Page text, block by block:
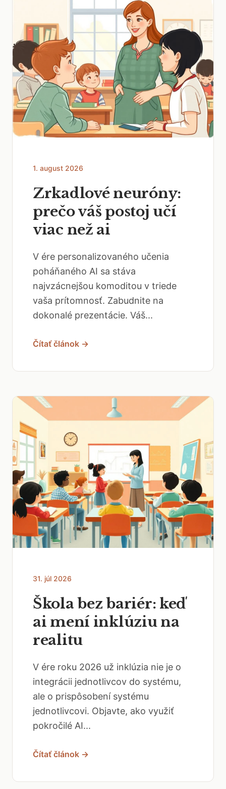
1. august 2026
Zrkadlové neuróny:
prečo váš postoj učí
viac než ai
V ére personalizovaného učenia
poháňaného AI sa stáva
najvzácnejšou komoditou v triede
vaša prítomnosť. Zabudnite na
dokonalé prezentácie. Váš...
Čítať článok →
31. júl 2026
Škola bez bariér: keď
ai mení inklúziu na
realitu
V ére roku 2026 už inklúzia nie je o
integrácii jednotlivcov do systému,
ale o prispôsobení systému
jednotlivcovi. Objavte, ako využiť
pokročilé AI...
Čítať článok →